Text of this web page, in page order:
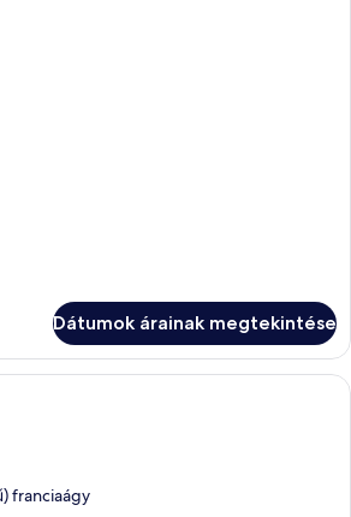
Dátumok árainak megtekintése
Minibár, széf a szobában,
franciaágy